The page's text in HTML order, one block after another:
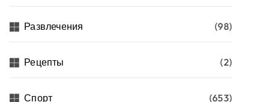
Развлечения (98)
Рецепты (2)
Спорт (653)